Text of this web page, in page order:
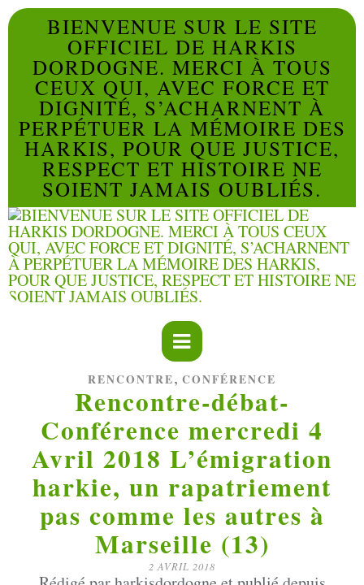
BIENVENUE SUR LE SITE
OFFICIEL DE HARKIS
DORDOGNE. MERCI À TOUS
CEUX QUI, AVEC FORCE ET
DIGNITÉ, S’ACHARNENT À
PERPÉTUER LA MÉMOIRE DES
HARKIS, POUR QUE JUSTICE,
RESPECT ET HISTOIRE NE
SOIENT JAMAIS OUBLIÉS.
RENCONTRE, CONFÉRENCE
Rencontre-débat-
Conférence mercredi 4
Avril 2018 L’émigration
harkie, un rapatriement
pas comme les autres à
Marseille (13)
2 AVRIL 2018